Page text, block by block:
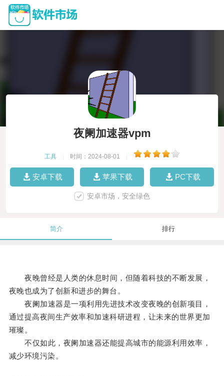
夜阑加速器vpm
工具 时间：2024-08-01
安卓下载 苹果下载 PC下载
安卓市场，安全绿色
简介 排行
夜晚曾经是人类的休息时间，但随着科技的不断发展，
夜晚也成为了创新和进步的舞台。
夜阑加速器是一项利用先进技术改变夜晚的创新项目，
通过提高夜间生产效率和加速科研进程，让未来的世界更加
璀璨。
不仅如此，夜阑加速器还能提高城市的能源利用效率，
减少环境污染。